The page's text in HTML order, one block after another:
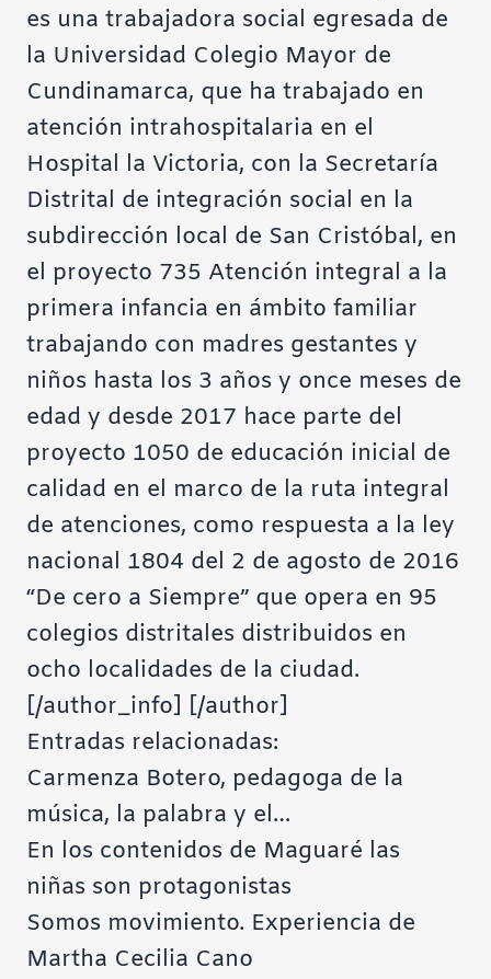
es una trabajadora social egresada de
la Universidad Colegio Mayor de
Cundinamarca, que ha trabajado en
atención intrahospitalaria en el
Hospital la Victoria, con la Secretaría
Distrital de integración social en la
subdirección local de San Cristóbal, en
el proyecto 735 Atención integral a la
primera infancia en ámbito familiar
trabajando con madres gestantes y
niños hasta los 3 años y once meses de
edad y desde 2017 hace parte del
proyecto 1050 de educación inicial de
calidad en el marco de la ruta integral
de atenciones, como respuesta a la ley
nacional 1804 del 2 de agosto de 2016
“De cero a Siempre” que opera en 95
colegios distritales distribuidos en
ocho localidades de la ciudad.
[/author_info] [/author]
Entradas relacionadas:
Carmenza Botero, pedagoga de la
música, la palabra y el…
En los contenidos de Maguaré las
niñas son protagonistas
Somos movimiento. Experiencia de
Martha Cecilia Cano